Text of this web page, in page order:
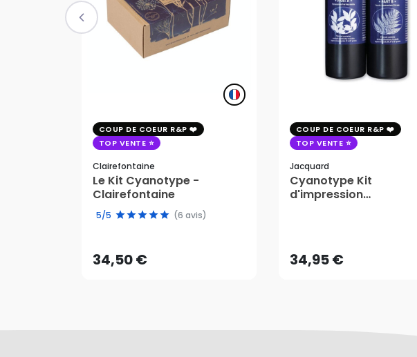
COUP DE COEUR R&P
TOP VENTE
Clairefontaine
Le Kit Cyanotype -
Clairefontaine
5/5 (6 avis)
34,50 €
34,50 €
AJOUTER AU PANIER
COUP DE COEUR R&P
TOP VENTE
Jacquard
Cyanotype Kit
d'impression
34,95 €AJOUTER AU PANIER